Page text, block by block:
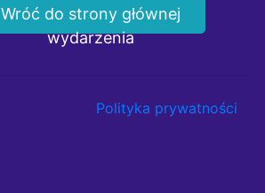
Wróć do strony głównej
wydarzenia
Polityka prywatności